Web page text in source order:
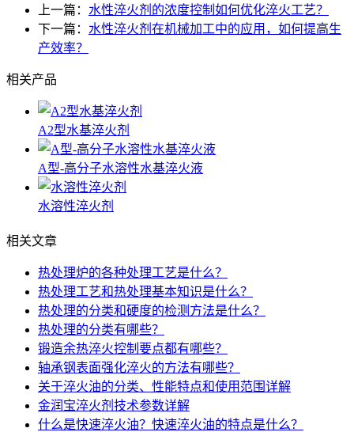
上一篇： 水性淬火剂的浓度控制如何优化淬火工艺？
下一篇： 水性淬火剂在机械加工中的应用，如何提高生
产效率？
相关产品
A2型水基淬火剂
A型-高分子水溶性水基淬火液
水溶性淬火剂
相关文章
热处理炉的各种处理工艺是什么？
热处理工艺和热处理基本知识是什么？
热处理的分类和硬度的检测方法是什么？
热处理的分类有哪些？
锻造余热淬火控制要点都有哪些？
轴承钢表面强化淬火的方法有哪些？
关于淬火油的分类、性能特点和使用范围详解
金润宝淬火剂技术参数详解
什么是快速淬火油？快速淬火油的特点是什么？